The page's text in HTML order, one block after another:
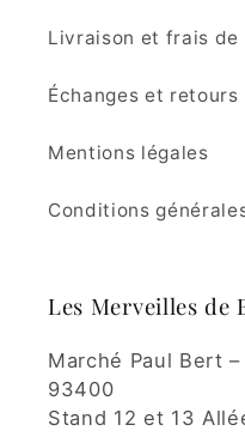
Livraison et frais de
Échanges et retours
Mentions légales
Conditions
Les Merveilles de
Marché Paul Bert
93400
Stand 12 et 13